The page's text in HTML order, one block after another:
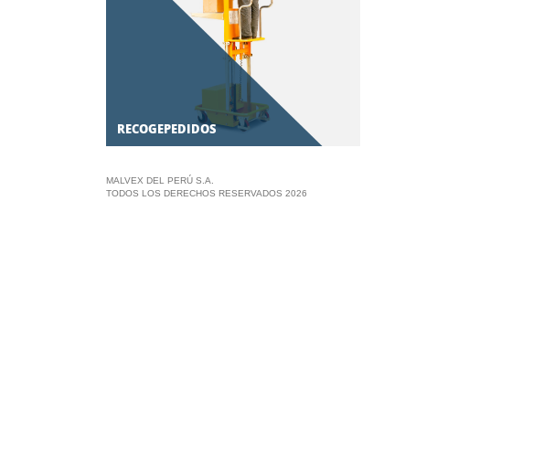
RECOGEPEDIDOS
MALVEX DEL PERÚ S.A.
TODOS LOS DERECHOS RESERVADOS 2026